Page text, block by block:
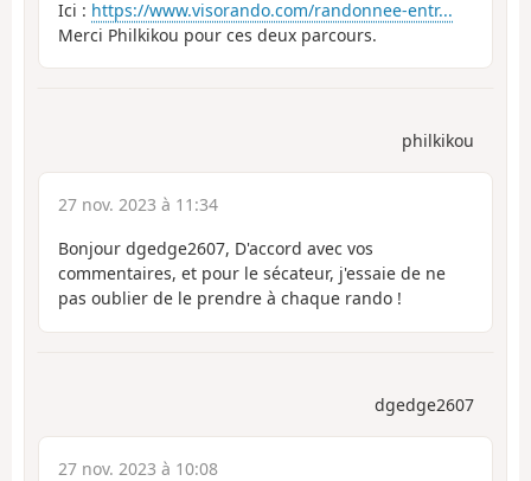
Ici : https://www.visorando.com/randonnee-entr...
Merci Philkikou pour ces deux parcours.
philkikou
27 nov. 2023 à 11:34
Bonjour dgedge2607, D'accord avec vos
commentaires, et pour le sécateur, j'essaie de ne
pas oublier de le prendre à chaque rando !
dgedge2607
27 nov. 2023 à 10:08